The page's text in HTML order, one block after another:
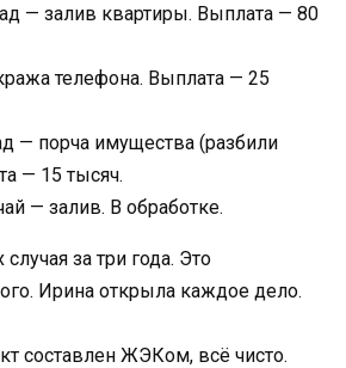
— залив квартиры. Выплата — 80
телефона. Выплата — 25
— порча имущества (разбили
— 15 тысяч.
— залив. В обработке.
за три года. Это
Ирина открыла каждое дело.
составлен ЖЭКом, всё чисто.